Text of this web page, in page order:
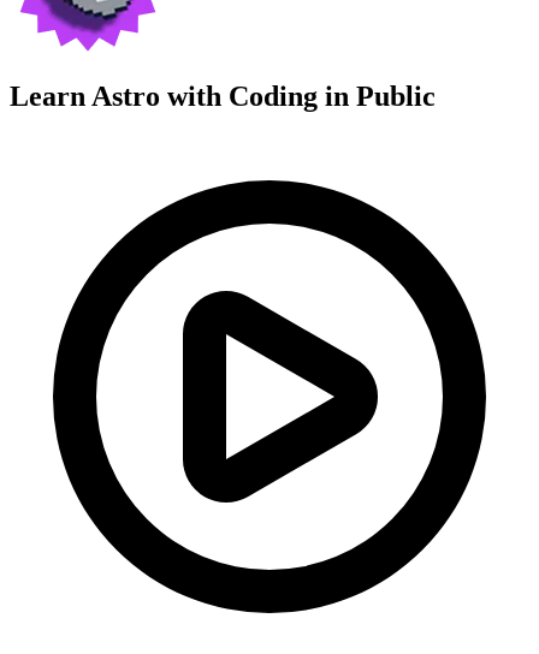
Learn Astro with Coding in Public